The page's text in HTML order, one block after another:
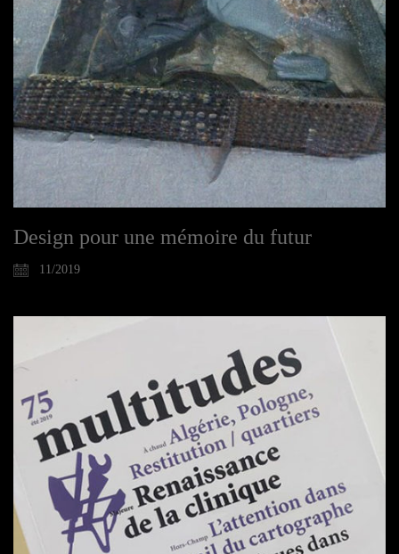
Design pour une mémoire du futur
11/2019